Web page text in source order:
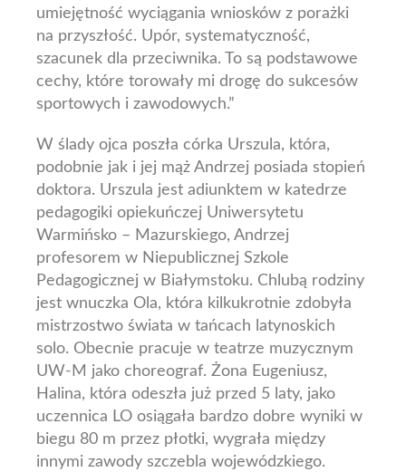
umiejętność wyciągania wniosków z porażki
na przyszłość. Upór, systematyczność,
szacunek dla przeciwnika. To są podstawowe
cechy, które torowały mi drogę do sukcesów
sportowych i zawodowych.”
W ślady ojca poszła córka Urszula, która,
podobnie jak i jej mąż Andrzej posiada stopień
doktora. Urszula jest adiunktem w katedrze
pedagogiki opiekuńczej Uniwersytetu
Warmińsko – Mazurskiego, Andrzej
profesorem w Niepublicznej Szkole
Pedagogicznej w Białymstoku. Chlubą rodziny
jest wnuczka Ola, która kilkukrotnie zdobyła
mistrzostwo świata w tańcach latynoskich
solo. Obecnie pracuje w teatrze muzycznym
UW-M jako choreograf. Żona Eugeniusz,
Halina, która odeszła już przed 5 laty, jako
uczennica LO osiągała bardzo dobre wyniki w
biegu 80 m przez płotki, wygrała między
innymi zawody szczebla wojewódzkiego.